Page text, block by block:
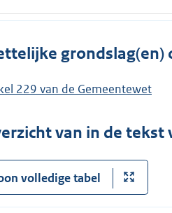
grondslag(en)
229 van de Gemeentewet
van in de
volledige tabel